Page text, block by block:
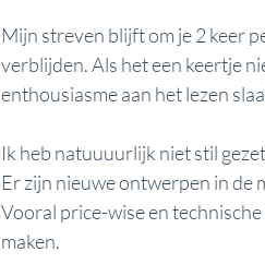
Mijn streven blijft om je 2 keer
verblijden. Als het een keertje
enthousiasme aan het lezen
Ik heb natuuuurlijk niet stil
Er zijn nieuwe ontwerpen in de
Vooral price-wise en
maken.